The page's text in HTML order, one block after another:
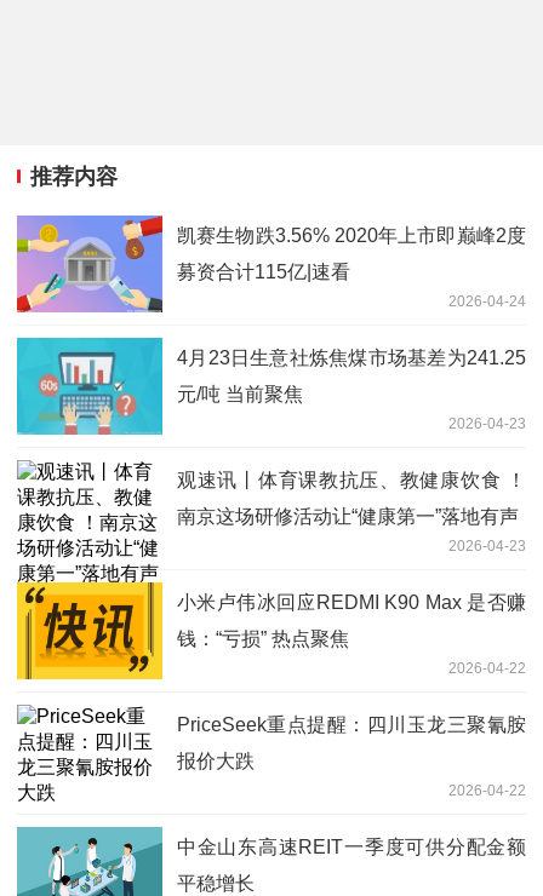
推荐内容
凯赛生物跌3.56% 2020年上市即巅峰2度
募资合计115亿|速看
2026-04-24
4月23日生意社炼焦煤市场基差为241.25
元/吨 当前聚焦
2026-04-23
观速讯丨体育课教抗压、教健康饮食 ！
南京这场研修活动让“健康第一”落地有声
2026-04-23
小米卢伟冰回应REDMI K90 Max 是否赚
钱：“亏损” 热点聚焦
2026-04-22
PriceSeek重点提醒：四川玉龙三聚氰胺
报价大跌
2026-04-22
中金山东高速REIT一季度可供分配金额
平稳增长